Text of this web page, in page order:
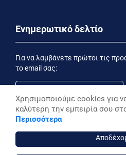
Ενημερωτικό δελτίο
Για να λαμβάνετε πρώτοι τις
το email σας:
Εγγραφή
Έχοντας ενημερωθεί από την
επιθυμώ να λαμβάνω
Χρησιμοποιούμε cookies για
καλύτερη την εμπειρία σου
Περισσότερα